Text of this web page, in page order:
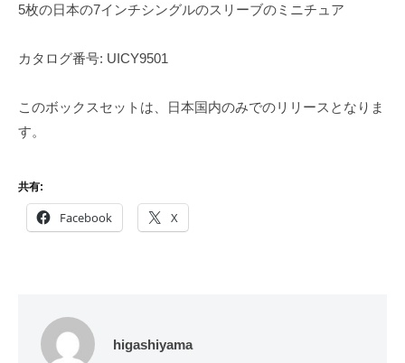
5枚の日本の7インチシングルのスリーブのミニチュア
カタログ番号: UICY9501
このボックスセットは、日本国内のみでのリリースとなりま
す。
共有:
Facebook X
higashiyama